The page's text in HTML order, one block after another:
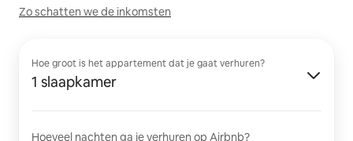
Zo schatten we de inkomsten
Hoe groot is het appartement dat je gaat verhuren?
1 slaapkamer
Hoeveel nachten ga je verhuren op Airbnb?